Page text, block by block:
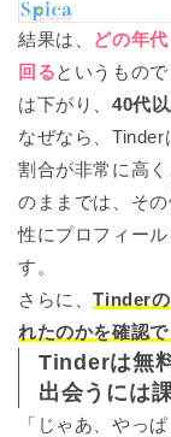
結果は、 どの年
回るというもの
は下がり、 40代
なぜなら、
割合が非常に高
のままでは、そ
性にプロフィー
す。
さらに、Tinderの
れたのかを確認で
Tinderは無
出会うには
「じゃあ、やっ